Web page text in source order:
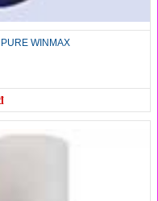
WINMAX